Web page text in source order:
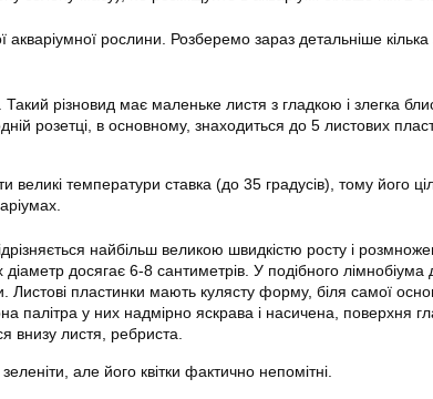
акваріумної рослини. Розберемо зараз детальніше
різновид має маленьке листя з гладкою і злегка
розетці, в основному, знаходиться до 5 листових
великі температури ставка (до 35 градусів), тому його
найбільш великою швидкістю росту і
діаметр досягає 6-8 сантиметрів. У подібного лімнобіума
Листові пластинки мають кулясту форму, біля самої
палітра у них надмірно яскрава і насичена, поверхня
внизу листя, ребриста.
але його квітки фактично непомітні.